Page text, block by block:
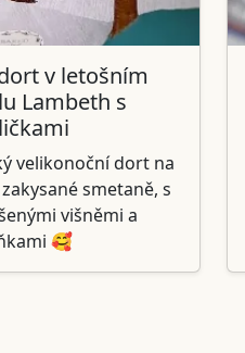
v letošním
Lambeth s
velikonoční dort na
smetaně, s
višněmi a
🥰